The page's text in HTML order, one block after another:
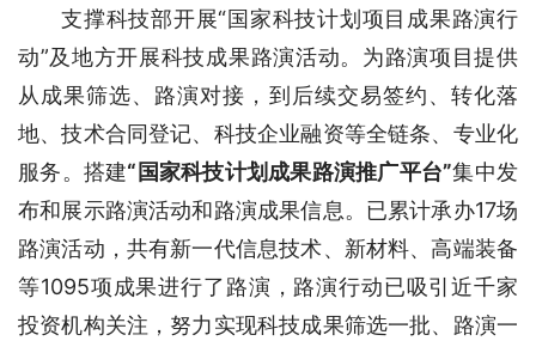
支撑科技部开展“国家科技计划项目成果路演行
动”及地方开展科技成果路演活动。为路演项目提供
从成果筛选、路演对接，到后续交易签约、转化落
地、技术合同登记、科技企业融资等全链条、专业化
服务。搭建“国家科技计划成果路演推广平台”集中发
布和展示路演活动和路演成果信息。已累计承办17场
路演活动，共有新一代信息技术、新材料、高端装备
等1095项成果进行了路演，路演行动已吸引近千家
投资机构关注，努力实现科技成果筛选一批、路演一